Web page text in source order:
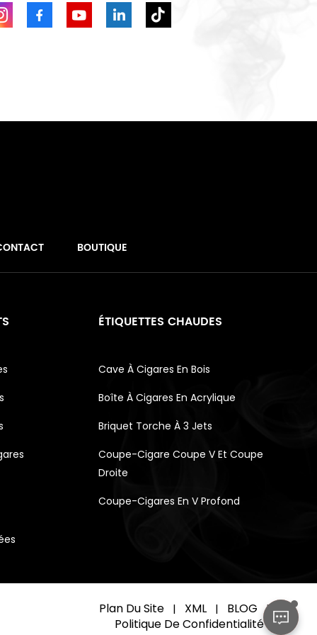
BOUTIQUE
ÉTIQUETTES CHAUDES
Cave À Cigares En Bois
Boîte À Cigares En Acrylique
Briquet Torche À 3 Jets
Coupe-Cigare Coupe V Et Coupe
Droite
Coupe-Cigares En V Profond
Plan Du Site | XML | BLOG |
Politique De Confidentialité